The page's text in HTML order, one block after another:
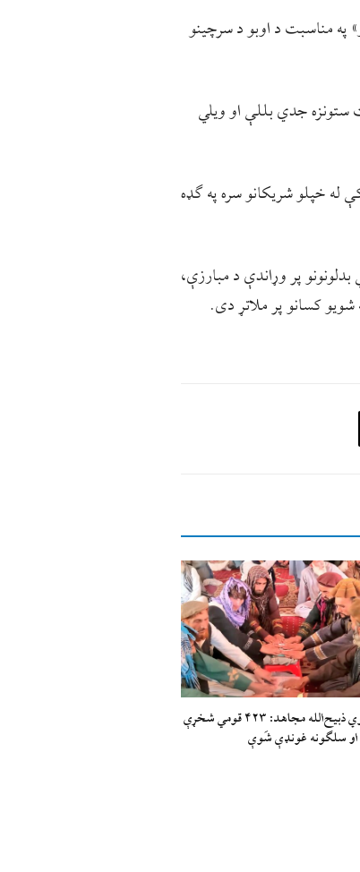
په مناسبت د اوبو د سرچینو
ستونزه جدي بللې او ویلي
له خپلو شریکانو سره په ګډه
پر وړاندې د مبارزې،
شویو کسانو پر ملاتړ دی.
مولوي ذبيح‌الله مجاهد: ۴۲۳ قومي شخړې
سلګونه غونډې شَوې